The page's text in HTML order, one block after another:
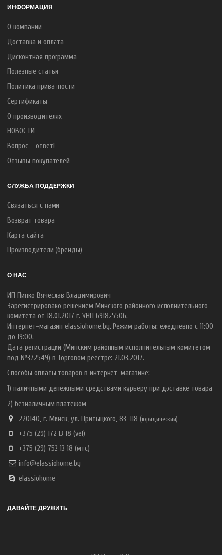
ИНФОРМАЦИЯ
О компании
Доставка и оплата
Дисконтная программа
Полезные статьи
Политика приватности
Сертификаты
О производителях
НОВОСТИ
Вопрос - ответ!
Отзывы покупателей
СЛУЖБА ПОДДЕРЖКИ
Связаться с нами
Возврат товара
Карта сайта
Производители (бренды)
О НАС
ИП Пипко Вячеслав Владимирович
Зарегистрировано решением Минского районного исполнительного
комитета от 18.01.2017 г. УНП 691825506.
Интернет-магазин elassiohome.by. Режим работы: ежедневно с 11:00
до 19:00.
Дата регистрации (Минским районным исполнительным комитетом
под №372549) в Торговом реестре: 21.03.2017.
Способы оплаты товаров в интернет-магазине:
1) наличными денежными средствами курьеру при доставке товара
2) безналичным платежом
220140, г. Минск, ул. Притыцкого, 83-118 (юридический)
+375 (29) 172 13 18 (vel)
+375 (29) 752 13 18 (мтс)
info@elassiohome.by
elassiohome
ДАВАЙТЕ ДРУЖИТЬ